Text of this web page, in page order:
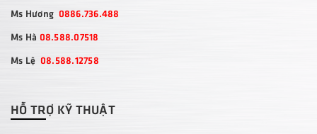
Ms Hương 0886.736.488
Ms Hà 08.588.07518
Ms Lệ 08.588.12758
HỖ TRỢ KỸ THUẬT